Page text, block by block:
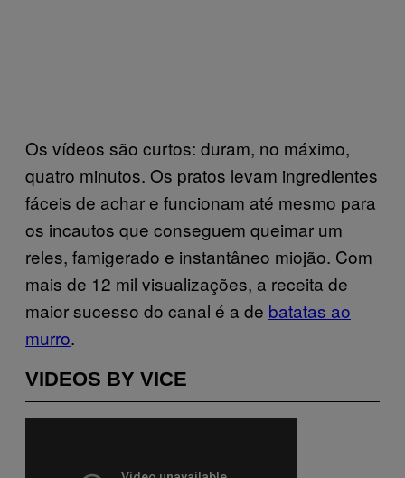
Os vídeos são curtos: duram, no máximo,
quatro minutos. Os pratos levam ingredientes
fáceis de achar e funcionam até mesmo para
os incautos que conseguem queimar um
reles, famigerado e instantâneo miojão. Com
mais de 12 mil visualizações, a receita de
maior sucesso do canal é a de batatas ao
murro.
VIDEOS BY VICE